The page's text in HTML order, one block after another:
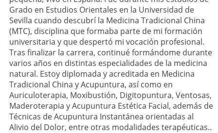
Grado en Estudios Orientales en la Universidad de
Sevilla cuando descubrí la Medicina Tradicional China
(MTC), disciplina que formaba parte de mi formación
universitaria y que despertó mi vocación profesional.
Tras finalizar la carrera, continué formándome durante
varios años en distintas especialidades de la medicina
natural. Estoy diplomada y acreditada en Medicina
Tradicional China y Acupuntura, así como en
Auriculoterapia, Moxibustión, Digitopuntura, Ventosas,
Maderoterapia y Acupuntura Estética Facial, además de
Técnicas de Acupuntura Instantánea orientadas al
Alivio del Dolor, entre otras modalidades terapéuticas..